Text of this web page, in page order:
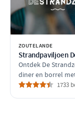
ZOUTELANDE
Strandpaviljoen
Ontdek De
diner en borrel
1733